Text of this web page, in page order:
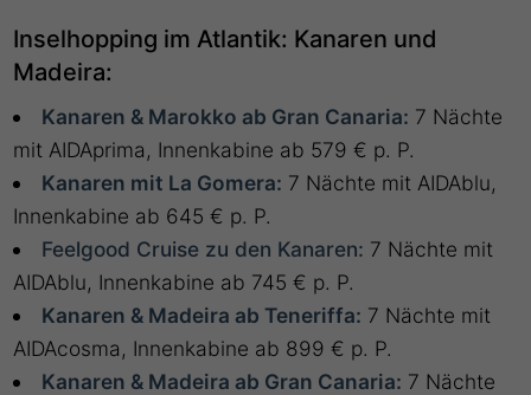
Inselhopping im Atlantik: Kanaren und
Madeira:
Kanaren & Marokko ab Gran Canaria: 7 Nächte
mit AIDAprima, Innenkabine ab 579 € p. P.
Kanaren mit La Gomera: 7 Nächte mit AIDAblu,
Innenkabine ab 645 € p. P.
Feelgood Cruise zu den Kanaren: 7 Nächte mit
AIDAblu, Innenkabine ab 745 € p. P.
Kanaren & Madeira ab Teneriffa: 7 Nächte mit
AIDAcosma, Innenkabine ab 899 € p. P.
Kanaren & Madeira ab Gran Canaria: 7 Nächte